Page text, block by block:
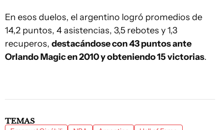
En esos duelos, el argentino logró promedios de
14,2 puntos, 4 asistencias, 3,5 rebotes y 1,3
recuperos, destacándose con 43 puntos ante
Orlando Magic en 2010 y obteniendo 15 victorias.
TEMAS